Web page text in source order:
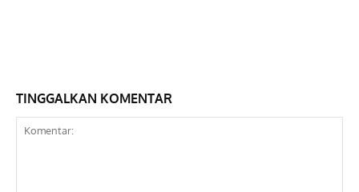
TINGGALKAN KOMENTAR